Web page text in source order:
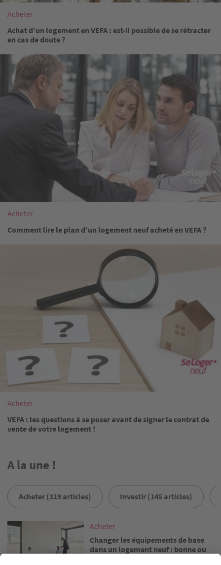
Acheter
Achat d’un logement en VEFA : est-il possible de se rétracter
en cas de doute ?
Image
Acheter
Comment lire le plan d’un logement neuf acheté en VEFA ?
Acheter
VEFA : les questions à se poser avant de signer le contrat de
vente de votre logement !
A la une !
Acheter (319 articles) Investir (145 articles)
Image
Acheter
Changer les équipements de base
dans un logement neuf : bonne ou